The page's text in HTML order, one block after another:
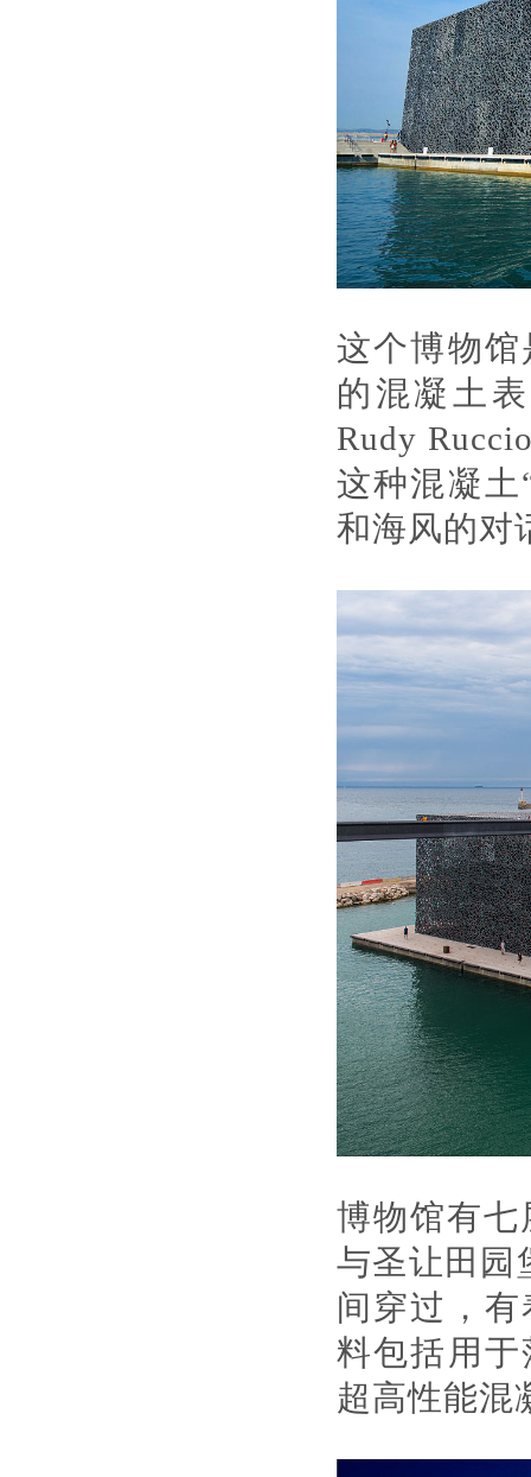
这个博物
的混凝土
Rudy
这种混凝土
和海风的对
博物馆有七
与圣让田园
间穿过，
料包括用
超高性能混